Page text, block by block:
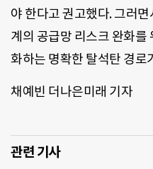
야 한다고 권고했다. 그러
계의 공급망 리스크 완화를
화하는 명확한 탈석탄 경로
채예빈 더나은미래 기자
관련 기사